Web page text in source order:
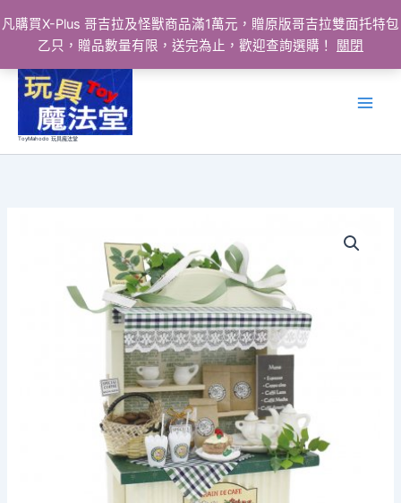
凡購買X-Plus 哥吉拉及怪獸商品滿1萬元，贈原版哥吉拉雙面托特包
乙只，贈品數量有限，送完為止，歡迎查詢選購！
關閉
ToyMahodo 玩具魔法堂